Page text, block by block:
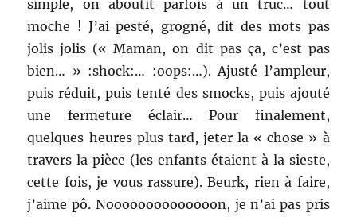
simple, on aboutit parfois à un truc… tout
moche ! J’ai pesté, grogné, dit des mots pas
jolis jolis (« Maman, on dit pas ça, c’est pas
bien… » :shock:… :oops:…). Ajusté l’ampleur,
puis réduit, puis tenté des smocks, puis ajouté
une fermeture éclair… Pour finalement,
quelques heures plus tard, jeter la « chose » à
travers la pièce (les enfants étaient à la sieste,
cette fois, je vous rassure). Beurk, rien à faire,
j’aime pô. Noooooooooooooon, je n’ai pas pris